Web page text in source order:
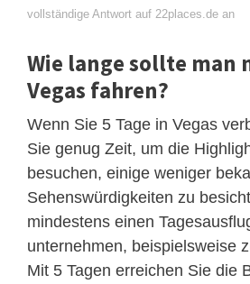
vollständige Antwort auf 22places.de an
Wie lange sollte man
Vegas fahren?
Wenn Sie 5 Tage in Vegas
Sie genug Zeit, um die
besuchen, einige weniger
Sehenswürdigkeiten zu
mindestens einen
unternehmen, beispielsweise
Mit 5 Tagen erreichen Sie die